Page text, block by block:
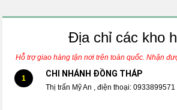
Địa chỉ các kho
Hỗ trợ giao hàng tận nơi trên toàn quốc. Nhận
1 CHI NHÁNH ĐỒNG THÁP
Thị trấn Mỹ An , điện thoại: 0933899571